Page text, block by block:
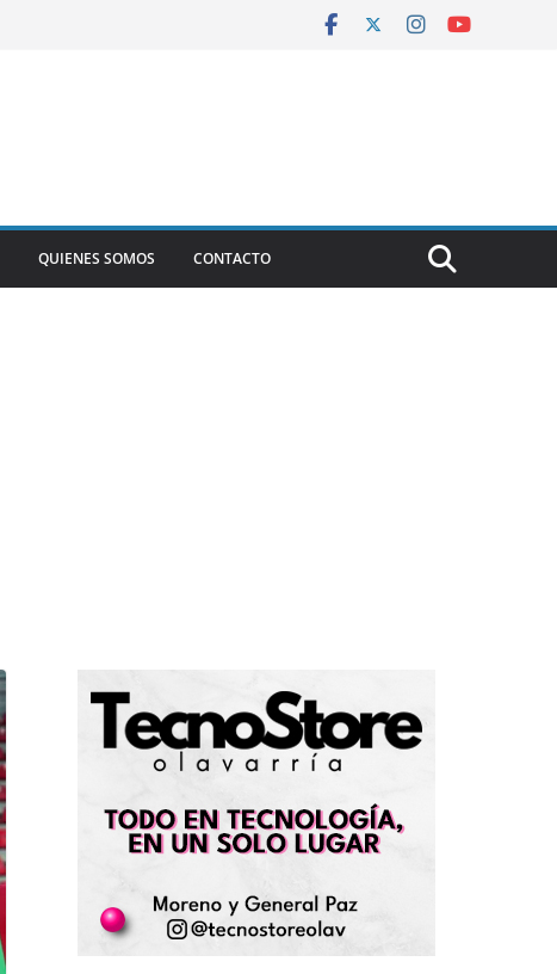
QUIENES SOMOS CONTACTO